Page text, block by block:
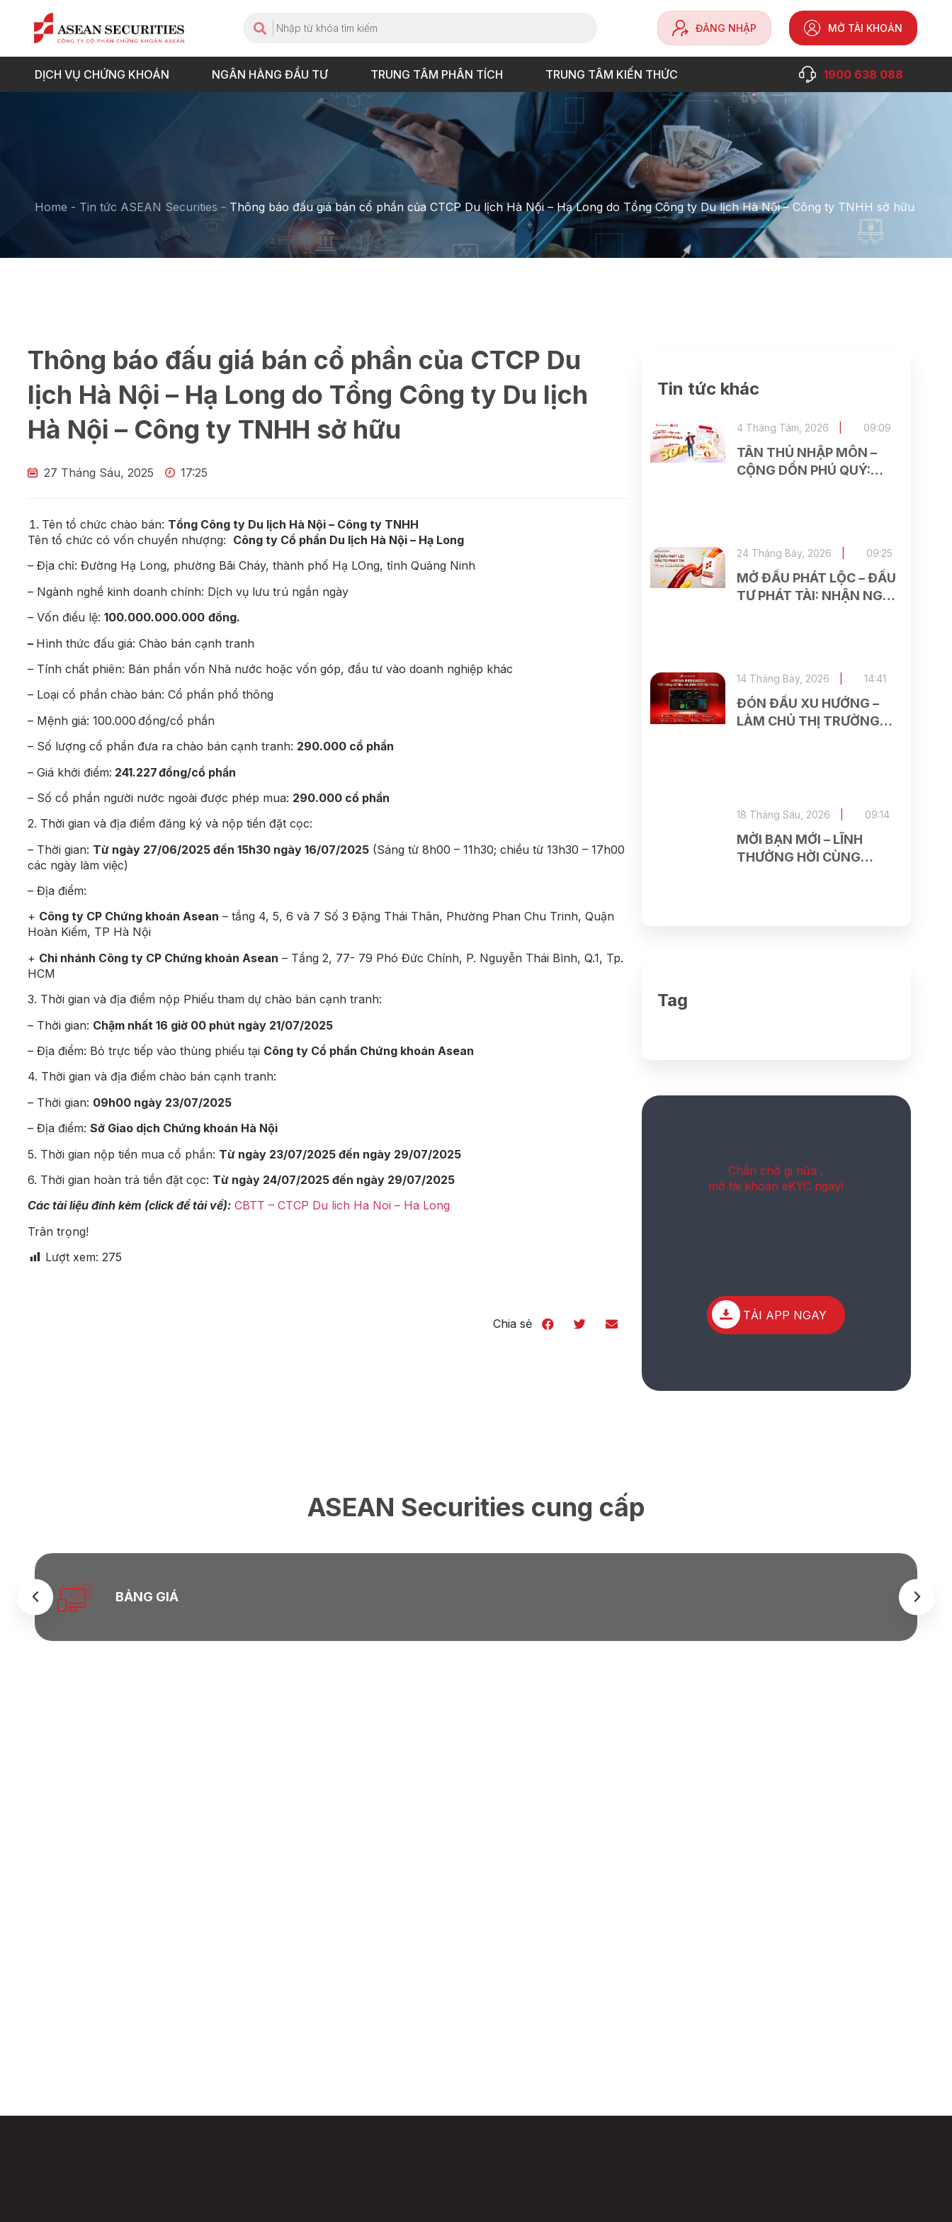
ĐĂNG NHẬP MỞ TÀI KHOẢN
DỊCH VỤ CHỨNG KHOÁN NGÂN HÀNG ĐẦU TƯ TRUNG TÂM PHÂN TÍCH TRUNG TÂM KIẾN THỨC 1900 638 088
Home - Tin tức ASEAN Securities - Thông báo đấu giá bán cổ phần của CTCP Du lịch Hà Nội – Hạ Long do Tổng Công ty Du lịch Hà Nội – Công ty TNHH sở hữu
Thông báo đấu giá bán cổ phần của CTCP Du
lịch Hà Nội – Hạ Long do Tổng Công ty Du lịch
Hà Nội – Công ty TNHH sở hữu
27 Tháng Sáu, 2025 17:25
Tên tổ chức chào bán: Tổng Công ty Du lịch Hà Nội – Công ty TNHH
Tên tổ chức có vốn chuyển nhượng: Công ty Cổ phần Du lịch Hà Nội – Hạ Long
– Địa chỉ: Đường Hạ Long, phường Bãi Cháy, thành phố Hạ LOng, tỉnh Quảng Ninh
– Ngành nghề kinh doanh chính: Dịch vụ lưu trú ngắn ngày
– Vốn điều lệ: 100.000.000.000 đồng.
– Hình thức đấu giá: Chào bán cạnh tranh
– Tính chất phiên: Bán phần vốn Nhà nước hoặc vốn góp, đầu tư vào doanh nghiệp khác
– Loại cổ phần chào bán: Cổ phần phổ thông
– Mệnh giá: 100.000 đồng/cổ phần
– Số lượng cổ phần đưa ra chào bán cạnh tranh: 290.000 cổ phần
– Giá khởi điểm: 241.227 đồng/cổ phần
– Số cổ phần người nước ngoài được phép mua: 290.000 cổ phần
2. Thời gian và địa điểm đăng ký và nộp tiền đặt cọc:
– Thời gian: Từ ngày 27/06/2025 đến 15h30 ngày 16/07/2025 (Sáng từ 8h00 – 11h30; chiều từ 13h30 – 17h00
các ngày làm việc)
– Địa điểm:
+ Công ty CP Chứng khoán Asean – tầng 4, 5, 6 và 7 Số 3 Đặng Thái Thân, Phường Phan Chu Trinh, Quận
Hoàn Kiếm, TP Hà Nội
+ Chi nhánh Công ty CP Chứng khoán Asean – Tầng 2, 77- 79 Phó Đức Chính, P. Nguyễn Thái Bình, Q.1, Tp.
HCM
3. Thời gian và địa điểm nộp Phiếu tham dự chào bán cạnh tranh:
– Thời gian: Chậm nhất 16 giờ 00 phút ngày 21/07/2025
– Địa điểm: Bỏ trực tiếp vào thùng phiếu tại Công ty Cổ phần Chứng khoán Asean
4. Thời gian và địa điểm chào bán cạnh tranh:
– Thời gian: 09h00 ngày 23/07/2025
– Địa điểm: Sở Giao dịch Chứng khoán Hà Nội
5. Thời gian nộp tiền mua cổ phần: Từ ngày 23/07/2025 đến ngày 29/07/2025
6. Thời gian hoàn trả tiền đặt cọc: Từ ngày 24/07/2025 đến ngày 29/07/2025
Các tài liệu đính kèm (click để tải về): CBTT – CTCP Du lich Ha Noi – Ha Long
Trân trọng!
Lượt xem: 275
Chia sẻ
Tin tức khác
TÂN THỦ NHẬP MÔN –
CỘNG DỒN PHÚ QUÝ:
4 Tháng Tám, 2026 09:09
MỞ ĐẦU PHÁT LỘC – ĐẦU
TƯ PHÁT TÀI: NHẬN NGAY
24 Tháng Bảy, 2026 09:25
ĐÓN ĐẦU XU HƯỚNG –
LÀM CHỦ THỊ TRƯỜNG
14 Tháng Bảy, 2026 14:41
MỜI BẠN MỚI – LĨNH
THƯỞNG HỜI CÙNG
18 Tháng Sáu, 2026 09:14
Tag
Chần chờ gi nữa ,
mở tài khoản eKYC ngay!
TẢI APP NGAY
ASEAN Securities cung cấp
BẢNG GIÁ